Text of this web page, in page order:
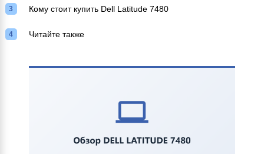
Кому стоит купить Dell Latitude 7480
Читайте также